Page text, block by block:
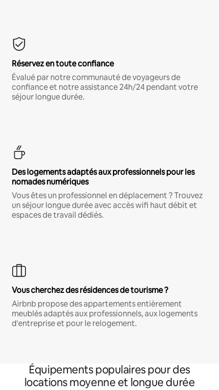
Réservez en toute confiance
Évalué par notre communauté de voyageurs de
confiance et notre assistance 24h/24 pendant votre
séjour longue durée.
Des logements adaptés aux professionnels pour les
nomades numériques
Vous êtes un professionnel en déplacement ? Trouvez
un séjour longue durée avec accès wifi haut débit et
espaces de travail dédiés.
Vous cherchez des résidences de tourisme ?
Airbnb propose des appartements entièrement
meublés adaptés aux professionnels, aux logements
d'entreprise et pour le relogement.
Équipements populaires pour des
locations moyenne et longue durée